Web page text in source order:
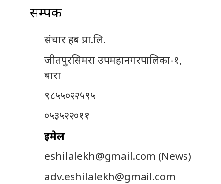
सम्पर्क
संचार हब प्रा.लि.
जीतपुरसिमरा उपमहानगरपालिका-१,
बारा
९८५५०२२५९५
०५३५२२०११
इमेल
eshilalekh@gmail.com (News)
adv.eshilalekh@gmail.com